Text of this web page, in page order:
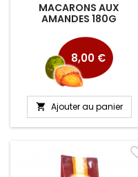
MACARONS AUX
AMANDES 180G
Prix
8,00 €
 Ajouter au panier